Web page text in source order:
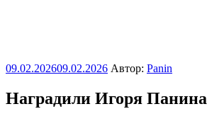
Опубликовано
09.02.202609.02.2026 Автор: Panin
Наградили Игоря Панина